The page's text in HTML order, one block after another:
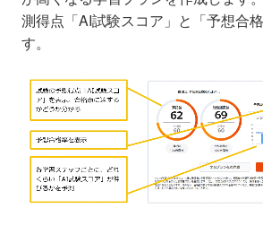
測得点「AI試験スコア」と「予想合
す。